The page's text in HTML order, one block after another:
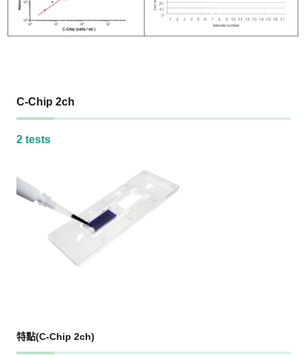
C-Chip 2ch
2 tests
特點(C-Chip 2ch)